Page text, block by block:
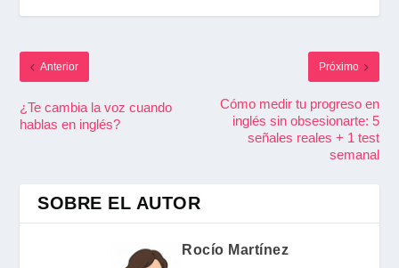
¿Te cambia la voz cuando
hablas en inglés?
Anterior Próximo
Cómo medir tu progreso en
inglés sin obsesionarte: 5
señales reales + 1 test
semanal
SOBRE EL AUTOR
Rocío Martínez